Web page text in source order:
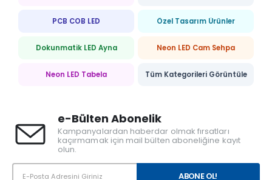
PCB COB LED Özel Tasarım Ürünler
Dokunmatik LED Ayna Neon LED Cam Sehpa
Neon LED Tabela Tüm Kategorileri Görüntüle
e-Bülten Abonelik
Kampanyalardan haberdar olmak fırsatları
kaçırmamak için mail bülten aboneliğine kayıt
olun.